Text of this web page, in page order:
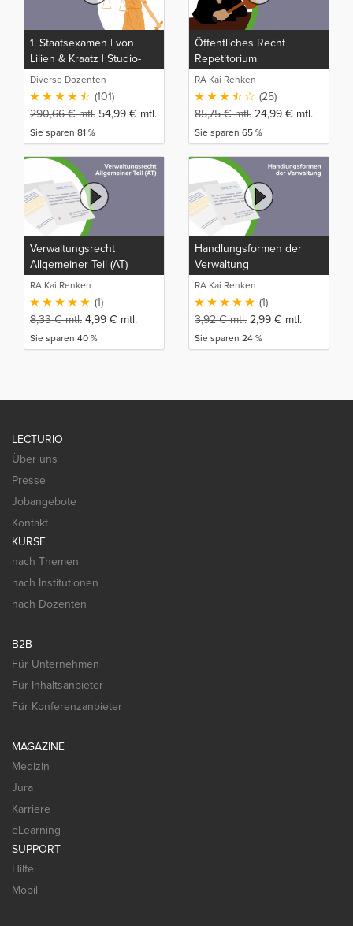
1. Staatsexamen | von
Lilien & Kraatz | Studio-
Rep
Diverse Dozenten
(101)
290,66€mtl. 54,99 € mtl.
Sie sparen 81 %
Öffentliches Recht
Repetitorium
RA Kai Renken
(25)
85,75€mtl. 24,99 € mtl.
Sie sparen 65 %
Verwaltungsrecht
Allgemeiner Teil (AT)
RA Kai Renken
(1)
8,33€mtl. 4,99 € mtl.
Sie sparen 40 %
Handlungsformen der
Verwaltung
RA Kai Renken
(1)
3,92€mtl. 2,99 € mtl.
Sie sparen 24 %
LECTURIO
Über uns
Presse
Jobangebote
Kontakt
KURSE
nach Themen
nach Institutionen
nach Dozenten
B2B
Für Unternehmen
Für Inhaltsanbieter
Für Konferenzanbieter
MAGAZINE
Medizin
Jura
Karriere
eLearning
SUPPORT
Hilfe
Mobil